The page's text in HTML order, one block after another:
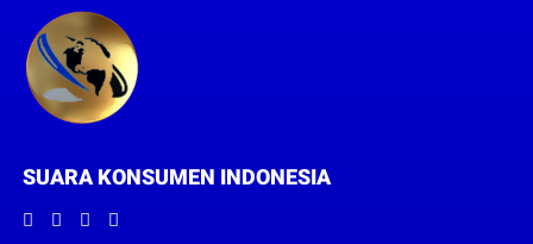
SUARA KONSUMEN INDONESIA